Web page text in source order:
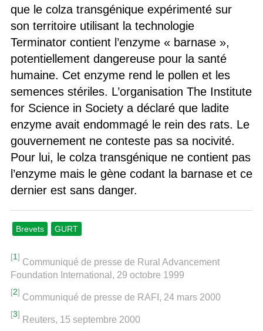
que le colza transgénique expérimenté sur
son territoire utilisant la technologie
Terminator contient l’enzyme « barnase »,
potentiellement dangereuse pour la santé
humaine. Cet enzyme rend le pollen et les
semences stériles. L’organisation The Institute
for Science in Society a déclaré que ladite
enzyme avait endommagé le rein des rats. Le
gouvernement ne conteste pas sa nocivité.
Pour lui, le colza transgénique ne contient pas
l’enzyme mais le gène codant la barnase et ce
dernier est sans danger.
Brevets GURT
[1]
Communiqué de presse de Rural Advancement
Foundation International, 29 octobre 1999
[2]
Communiqué de presse de RAFI, 24 mars 2000
[3]
Reuters, 15 septembre 2000